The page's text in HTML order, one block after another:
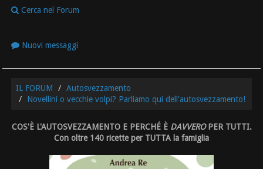
Cerca nel Forum
Nuovi messaggi
IL FORUM
Autosvezzamento
Novellini o vecchie volpi? Parliamo qui dell'autosvezzamento!
COS'È L'AUTOSVEZZAMENTO E PERCHÉ È DAVVEROPER TUTTI.
Con oltre 140 ricette per TUTTA la famiglia